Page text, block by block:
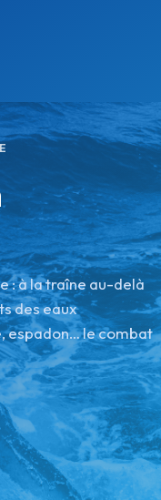
: à la traîne au-delà
des eaux
espadon… le combat